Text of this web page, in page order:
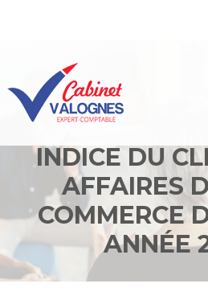
Aller
contenu
INDICE DU
AFFAIRES
COMMERCE
ANNÉE